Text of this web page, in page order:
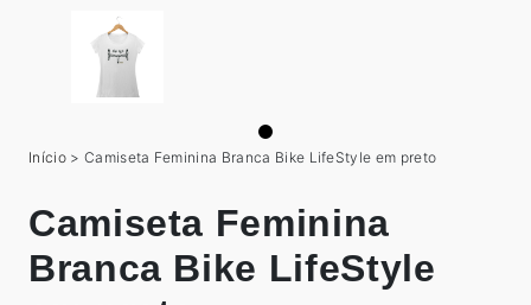
Início > Camiseta Feminina Branca Bike LifeStyle em preto
Camiseta Feminina
Branca Bike LifeStyle